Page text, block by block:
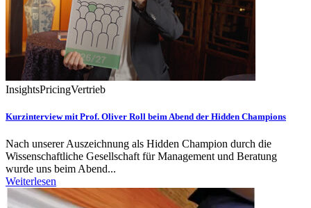
InsightsPricingVertrieb
Kurzinterview mit Prof. Oliver Roll beim Abend der Hidden Champions
Nach unserer Auszeichnung als Hidden Champion durch die
Wissenschaftliche Gesellschaft für Management und Beratung
wurde uns beim Abend...
Weiterlesen